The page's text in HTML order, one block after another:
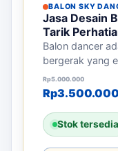
BALON SKY
Jasa Desain
Tarik
Balon dancer
bergerak yang
Rp5.000.000
Harga
Rp3.500.000
Harga saat
Stok tersedia